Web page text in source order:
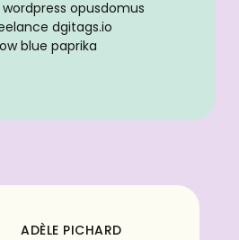
opusdomus
dgitags.io
blue paprika
ADÈLE PICHARD